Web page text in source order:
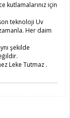
kutlamalarınız için
teknoloji Uv
Her daim
şekilde
Leke Tutmaz .